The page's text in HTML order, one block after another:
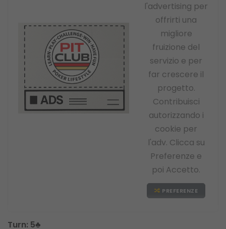
l'advertising per
offrirti una
migliore
fruizione del
servizio e per
far crescere il
progetto.
Contribuisci
autorizzando i
cookie per
l'adv. Clicca su
Preferenze e
poi Accetto.
PREFERENZE
Turn: 5♣